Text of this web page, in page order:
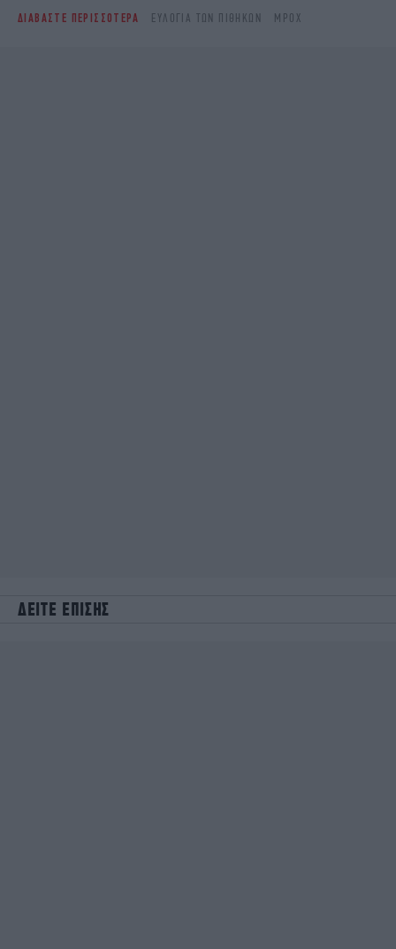
ΔΙΑΒΑΣΤΕ ΠΕΡΙΣΣΟΤΕΡΑ ΕΥΛΟΓΙΑ ΤΩΝ ΠΙΘΗΚΩΝ MPOX
ΔΕΙΤΕ ΕΠΙΣΗΣ